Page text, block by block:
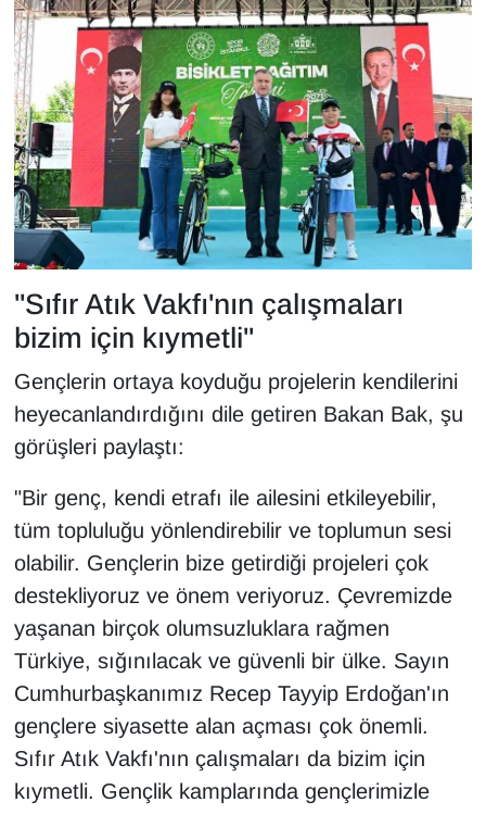
"Sıfır Atık Vakfı'nın çalışmaları
bizim için kıymetli"
Gençlerin ortaya koyduğu projelerin kendilerini
heyecanlandırdığını dile getiren Bakan Bak, şu
görüşleri paylaştı:
"Bir genç, kendi etrafı ile ailesini etkileyebilir,
tüm topluluğu yönlendirebilir ve toplumun sesi
olabilir. Gençlerin bize getirdiği projeleri çok
destekliyoruz ve önem veriyoruz. Çevremizde
yaşanan birçok olumsuzluklara rağmen
Türkiye, sığınılacak ve güvenli bir ülke. Sayın
Cumhurbaşkanımız Recep Tayyip Erdoğan'ın
gençlere siyasette alan açması çok önemli.
Sıfır Atık Vakfı'nın çalışmaları da bizim için
kıymetli. Gençlik kamplarında gençlerimizle
TEBRİK
TEKNOLOJİ
Turizm
VAN'DA SPOR
Vasıta
YAŞAM
YEREL